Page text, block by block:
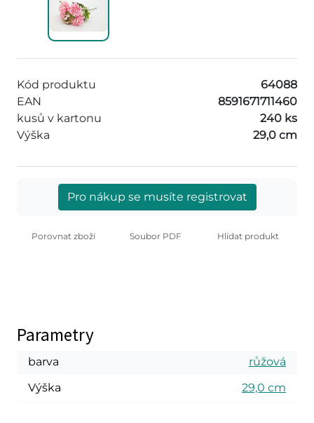
Kód produktu
64088
EAN
8591671711460
kusů v kartonu
240 ks
Výška
29,0 cm
Pro nákup se musíte registrovat
Porovnat zboží Soubor PDF Hlídat produkt
Parametry
barva
růžová
Výška
29,0 cm